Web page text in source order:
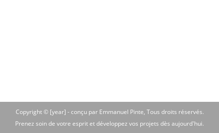
Copyright © [year] -conçu par Emmanuel Pinte, Tous droits réservés.
Prenez soin de votre esprit et développez vos projets dès aujourd'hui.